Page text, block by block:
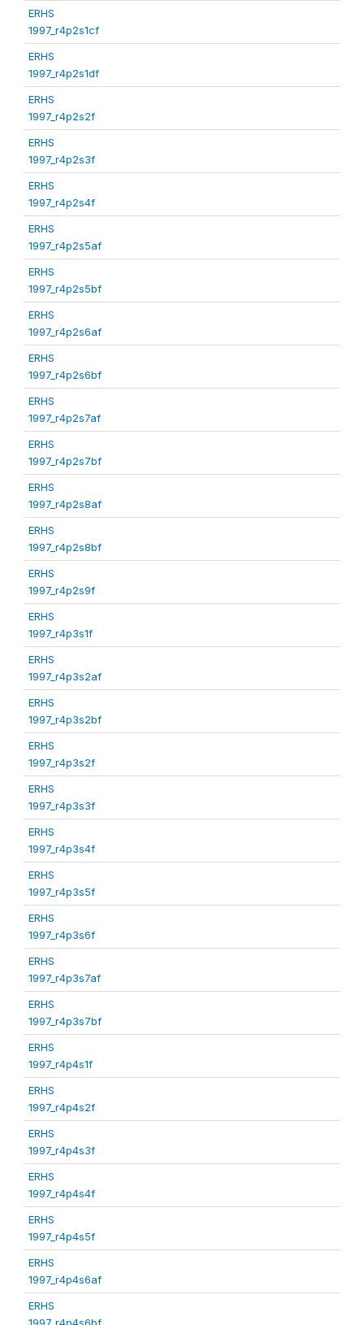
ERHS
1997_r4p2s1cf
ERHS
1997_r4p2s1df
ERHS
1997_r4p2s2f
ERHS
1997_r4p2s3f
ERHS
1997_r4p2s4f
ERHS
1997_r4p2s5af
ERHS
1997_r4p2s5bf
ERHS
1997_r4p2s6af
ERHS
1997_r4p2s6bf
ERHS
1997_r4p2s7af
ERHS
1997_r4p2s7bf
ERHS
1997_r4p2s8af
ERHS
1997_r4p2s8bf
ERHS
1997_r4p2s9f
ERHS
1997_r4p3s1f
ERHS
1997_r4p3s2af
ERHS
1997_r4p3s2bf
ERHS
1997_r4p3s2f
ERHS
1997_r4p3s3f
ERHS
1997_r4p3s4f
ERHS
1997_r4p3s5f
ERHS
1997_r4p3s6f
ERHS
1997_r4p3s7af
ERHS
1997_r4p3s7bf
ERHS
1997_r4p4s1f
ERHS
1997_r4p4s2f
ERHS
1997_r4p4s3f
ERHS
1997_r4p4s4f
ERHS
1997_r4p4s5f
ERHS
1997_r4p4s6af
ERHS
1997_r4p4s6bf